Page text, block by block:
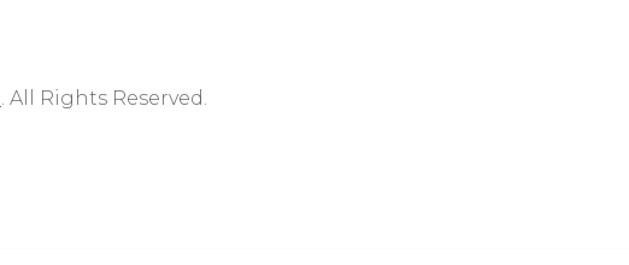
. All Rights Reserved.